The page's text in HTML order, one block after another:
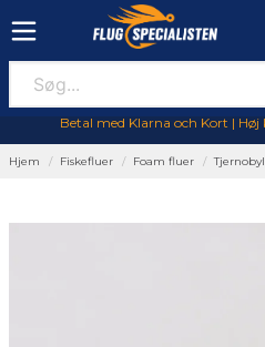
Betal med Klarna och Kort |
Hjem Fiskefluer Foam fluer Tjernobyl